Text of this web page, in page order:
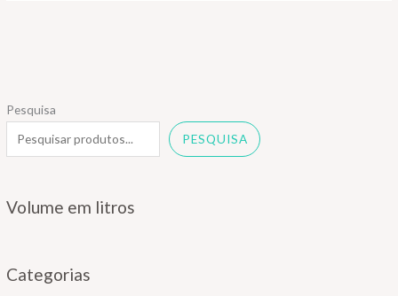
Pesquisa
PESQUISA
Volume em litros
Categorias